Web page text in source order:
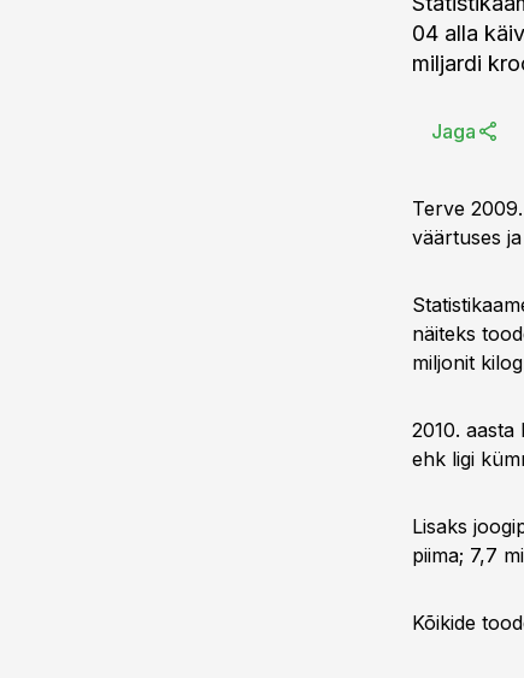
04 alla
miljardi
Jaga
Terve
väärtuses
näiteks
miljonit
2010.
ehk ligi
Lisaks
piima; 7,7
Kõikide